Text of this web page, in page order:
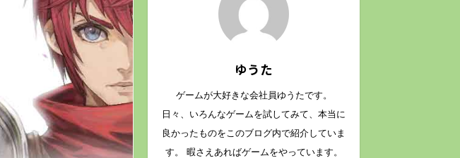
ゆうた
ゲームが大好きな会社員ゆうたです。
日々、いろんなゲームを試してみて、本当に
良かったものをこのブログ内で紹介していま
す。 暇さえあればゲームをやっています。